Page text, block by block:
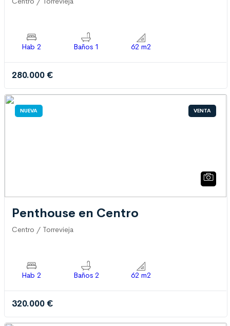
Hab 2 Baños 1 62 m2
280.000 €
NUEVA VENTA
Penthouse en Centro
Centro / Torrevieja
Hab 2 Baños 2 62 m2
320.000 €